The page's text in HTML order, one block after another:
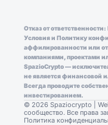
Отказ от
Условия и Политику
аффилированности или
компаниями, проектами
SpazioCrypto —
не является финансовой
Всегда проводите
инвестированием.
© 2026 Spaziocrypto |
сообщество. Все права
Политика